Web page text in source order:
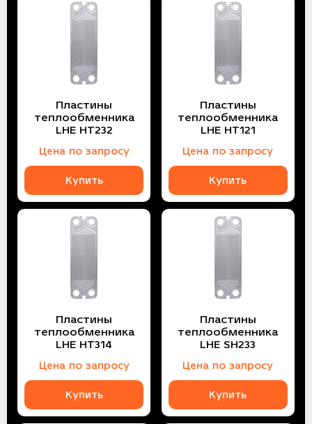
Пластины
теплообменника
LHE HT232
Цена по запросу
Купить
Пластины
теплообменника
LHE HT121
Цена по запросу
Купить
Пластины
теплообменника
LHE HT314
Цена по запросу
Купить
Пластины
теплообменника
LHE SH233
Цена по запросу
Купить